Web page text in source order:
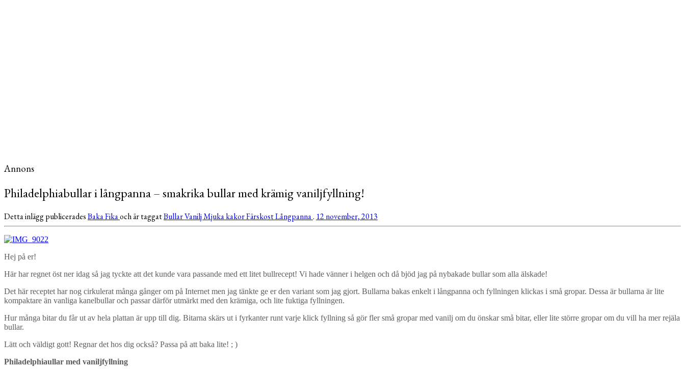
Annons
Philadelphiabullar i långpanna – smakrika bullar med krämig vaniljfyllning!
Detta inlägg publiceradesBakaFikaoch är taggatBullarVaniljMjuka kakorFärskostLångpanna. 12 november, 2013
Hej på er!
Här har regnet öst ner idag så jag tyckte att det kunde vara passande med ett litet bullrecept! Vi hade vänner i helgen och då bjöd jag på nybakade bullar som alla älskade!
Det här receptet har nog cirkulerat många gånger om på Internet men jag tänkte ge er den variant som jag gjort. Bullarna bakas enkelt i långpanna och fyllningen klickas i små gropar. Dessa är bullarna är lite
kompaktare än vanliga kanelbullar och passar därför utmärkt med den krämiga, och lite fuktiga fyllningen.
Hur många bitar du får ut av hela plattan är upp till dig. Bitarna skärs ut i fyrkanter runt varje klick fyllning så gör fler små gropar med vanilj om du önskar små bitar, eller lite större gropar om du vill ha mer rejäla
bullar.
Lätt och väldigt gott! Regnar det hos dig också? Passa på att baka lite! ; )
Philadelphiaullar med vaniljfyllning